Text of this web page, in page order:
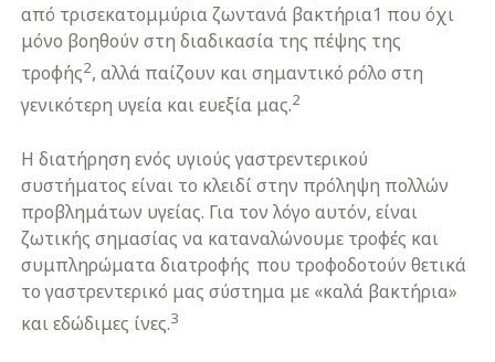
από τρισεκατομμύρια ζωντανά βακτήρια1 που όχι
μόνο βοηθούν στη διαδικασία της πέψης της
τροφής2, αλλά παίζουν και σημαντικό ρόλο στη
γενικότερη υγεία και ευεξία μας.2
Η διατήρηση ενός υγιούς γαστρεντερικού
συστήματος είναι το κλειδί στην πρόληψη πολλών
προβλημάτων υγείας. Για τον λόγο αυτόν, είναι
ζωτικής σημασίας να καταναλώνουμε τροφές και
συμπληρώματα διατροφής που τροφοδοτούν θετικά
το γαστρεντερικό μας σύστημα με «καλά βακτήρια»
και εδώδιμες ίνες.3